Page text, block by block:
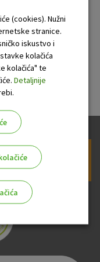
uz zahtjev
(cookies). Nužni
stranice.
iskustvo i
kolačića
kolačića" te
Detaljnije